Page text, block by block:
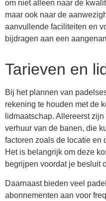
om niet alleen naar de
maar ook naar de
aanvullende faciliteiten en
bijdragen aan een
Tarieven en
Bij het plannen van
rekening te houden met de
lidmaatschap. Allereerst
verhuur van de banen, die
factoren zoals de locatie en
Het is belangrijk om deze
begrijpen voordat je besluit
Daarnaast bieden veel
abonnementen aan voor